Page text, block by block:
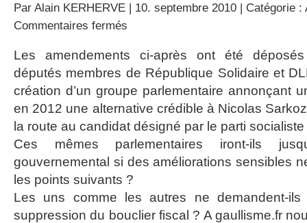
Par Alain KERHERVE | 10. septembre 2010 | Catégorie :
Commentaires fermés
retraites
Les amendements ci-après ont été
députés membres de République Solidaire et
création d’un groupe parlementaire annonçant
en 2012 une alternative crédible à Nicolas
la route au candidat désigné par le parti
Ces mêmes parlementaires iront-ils
gouvernemental si des améliorations sensibles
les points suivants ?
Les uns comme les autres ne demandent-
suppression du bouclier fiscal ? A gaullisme.fr